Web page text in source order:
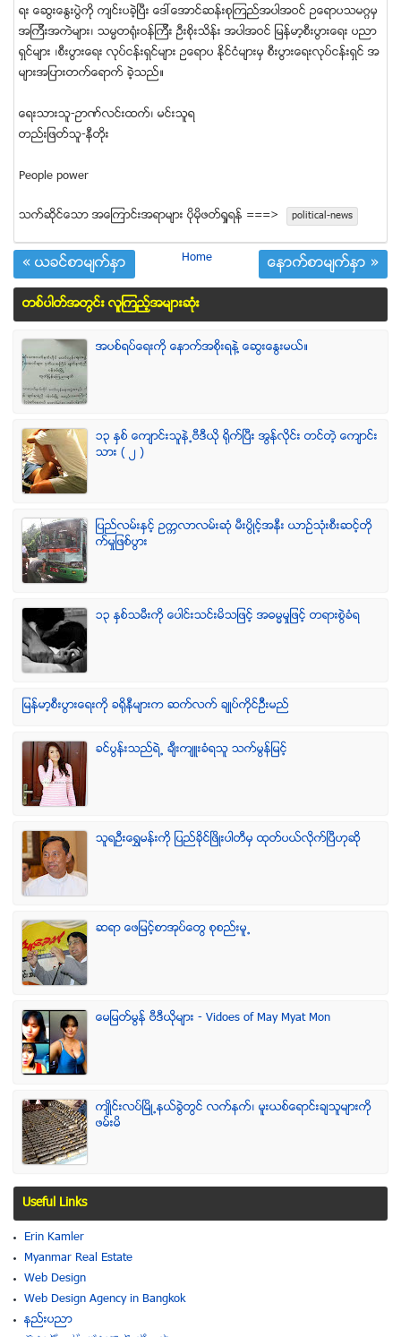
ရး ေဆြးေႏြးပြဲကုိ က်င္းပခဲ့ၿပီး ေဒၚေအာင္ဆန္းစုၾကည္အပါအဝင္ ဥေရာပသမဂၢမွ
အၾကီးအကဲမ်ား၊ သမၼတရုံးဝန္ၾကီး ဦးစုိးသိန္း အပါအဝင္ ျမန္မာ့စီးပြားေရး ပညာ
ရွင္မ်ား ၊စီးပြားေရး လုပ္ငန္းရွင္မ်ား ဥေရာပ ႏိုင္ငံမ်ားမွ စီးပြားေရးလုပ္ငန္းရွင္ အ
မ်ားအျပားတက္ေရာက္ ခဲ့သည္။
ေရးသားသူ-ဥာဏ္လင္းထက္၊ မင္းသူရ
တည္းျဖတ္သူ-နီတိုး
People power
သက္ဆုိင္ေသာ အေၾကာင္းအရာမ်ား ပုိမုိဖတ္ရႈရန္ ===> political-news
« ယခင္စာမ်က္ႏွာ Home ေနာက္စာမ်က္ႏွာ »
တစ္ပါတ္အတြင္း လူၾကည့္အမ်ားဆံုး
အပစ္ရပ္ေရးကို ေနာက္အစိုးရနဲ႔ ေဆြးေႏြးမယ္။
၁၃ ႏွစ္ ေက်ာင္းသူနဲ႕ဗီဒီယို ရိုက္ျပီး အြန္လိုင္း တင္တဲ့ ေက်ာင္း
သား ( ၂ )
ျပည္လမ္းႏွင့္ ဥကၠလာလမ္းဆုံ မီးပြိဳင့္အနီး ယာဥ္သုံးစီးဆင့္တို
က္မႈျဖစ္ပြား
၁၃ ႏွစ္သမီးကို ေပါင္းသင္းမိသျဖင့္ အဓမၼမႈျဖင့္ တရားစြဲခံရ
ျမန္မာ့စီးပြားေရးကို ခရိုနီမ်ားက ဆက္လက္ ခ်ဳပ္ကိုင္ဥိီးမည္
ခင္ပြန္းသည္ရဲ႕ ခ်ီးက်ဴးခံရသူ သက္မြန္ျမင့္
သူရဦးေရႊမန္းကို ျပည္ခိုင္ျဖိဳးပါတီမွ ထုတ္ပယ္လိုက္ျပီဟုဆို
ဆရာ ေဖျမင့္စာအုပ္ေတြ စုစည္းမူ႕
ေမျမတ္မြန္ ဗီဒီယုိမ်ား - Vidoes of May Myat Mon
က်ဳိင္းလပ္ၿမိဳ႕နယ္ခြဲတြင္ လက္နက္၊ မူးယစ္ေရာင္းခ်သူမ်ားကို
ဖမ္းမိ
Useful Links
Erin Kamler
Myanmar Real Estate
Web Design
Web Design Agency in Bangkok
နည္းပညာ